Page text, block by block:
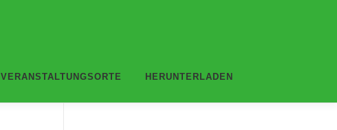
VERANSTALTUNGSORTE HERUNTERLADEN